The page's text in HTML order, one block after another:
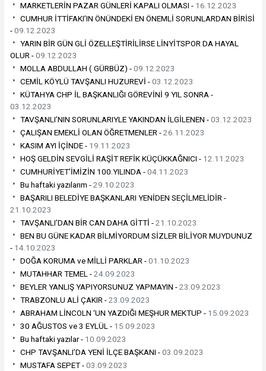
MARKETLERİN PAZAR GÜNLERİ KAPALI OLMASI - 16.12.2023
CUMHUR İTTİFAKI’IN ÖNÜNDEKİ EN ÖNEMLİ SORUNLARDAN BİRİSİ
-09.12.2023
YARIN BİR GÜN GLİ ÖZELLEŞTİRİLİRSE LİNYİTSPOR DA HAYAL
OLUR -09.12.2023
MOLLA ABDULLAH ( GÜRBÜZ) -09.12.2023
CEMİL KÖYLÜ TAVŞANLI HUZUREVİ -03.12.2023
KÜTAHYA CHP İL BAŞKANLIĞI GÖREVİNİ 9 YIL SONRA -
03.12.2023
TAVŞANLI’NIN SORUNLARIYLE YAKINDAN İLGİLENEN -03.12.2023
ÇALIŞAN EMEKLİ OLAN ÖĞRETMENLER -26.11.2023
KASIM AYI İÇİNDE - 19.11.2023
HOŞ GELDİN SEVGİLİ RAŞİT REFİK KÜÇÜKKAĞNICI - 12.11.2023
CUMHURİYET’İMİZİN 100.YILINDA -04.11.2023
Bu haftaki yazılarım -29.10.2023
BAŞARILI BELEDİYE BAŞKANLARI YENİDEN SEÇİLMELİDİR -
21.10.2023
TAVŞANLI’DAN BİR CAN DAHA GİTTİ -21.10.2023
BEN BU GÜNE KADAR BİLMİYORDUM SİZLER BİLİYOR MUYDUNUZ
- 14.10.2023
DOĞA KORUMA ve MİLLİ PARKLAR -01.10.2023
MUTAHHAR TEMEL -24.09.2023
BEYLER YANLIŞ YAPIYORSUNUZ YAPMAYIN -23.09.2023
TRABZONLU ALİ ÇAKIR -23.09.2023
ABRAHAM LİNCOLN ‘UN YAZDIĞI MEŞHUR MEKTUP - 15.09.2023
30 AĞUSTOS ve 3 EYLÜL - 15.09.2023
Bu haftaki yazılar - 10.09.2023
CHP TAVŞANLI’DA YENİ İLÇE BAŞKANI -03.09.2023
MUSTAFA SEPET -03.09.2023